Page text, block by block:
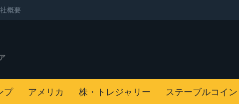
概要
プ アメリカ 株・トレジャリー ステーブルコイン